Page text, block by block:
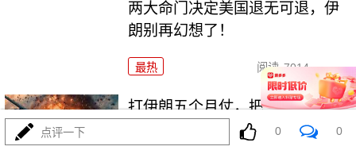
两大命门决定美国退无可退，伊
朗别再幻想了！
最热 阅读 7014
打伊朗五个月仗，把美军打成了
点评一下 0 0